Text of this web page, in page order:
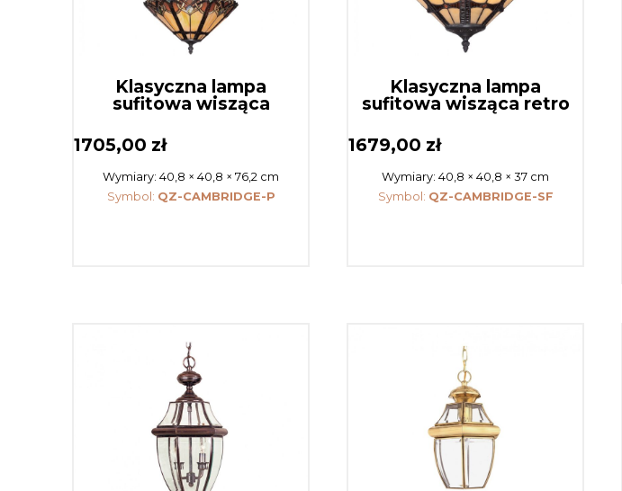
Klasyczna lampa
sufitowa wisząca
1705,00 zł
Wymiary:40,8 × 40,8 × 76,2 cm
Symbol: QZ-CAMBRIDGE-P
Klasyczna lampa
sufitowa wisząca retro
1679,00 zł
Wymiary:40,8 × 40,8 × 37 cm
Symbol: QZ-CAMBRIDGE-SF